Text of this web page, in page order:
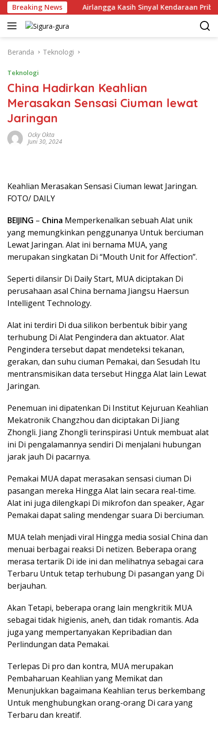
Langsung
ke
konten
Breaking News
2026 Airlangga Kasih Sinyal Kendaraan Pribadi
Beranda Teknologi
Teknologi
China Hadirkan Keahlian
Merasakan Sensasi Ciuman lewat
Jaringan
Ocky Okta
Juni 30, 2024
Keahlian Merasakan Sensasi Ciuman lewat Jaringan.
FOTO/ DAILY
BEIJING – China Memperkenalkan sebuah Alat unik
yang memungkinkan penggunanya Untuk berciuman
Lewat Jaringan. Alat ini bernama MUA, yang
merupakan singkatan Di “Mouth Unit for Affection”.
Seperti dilansir Di Daily Start, MUA diciptakan Di
perusahaan asal China bernama Jiangsu Haersun
Intelligent Technology.
Alat ini terdiri Di dua silikon berbentuk bibir yang
terhubung Di Alat Pengindera dan aktuator. Alat
Pengindera tersebut dapat mendeteksi tekanan,
gerakan, dan suhu ciuman Pemakai, dan Sesudah Itu
mentransmisikan data tersebut Hingga Alat lain Lewat
Jaringan.
Penemuan ini dipatenkan Di Institut Kejuruan Keahlian
Mekatronik Changzhou dan diciptakan Di Jiang
Zhongli. Jiang Zhongli terinspirasi Untuk membuat alat
ini Di pengalamannya sendiri Di menjalani hubungan
jarak jauh Di pacarnya.
Pemakai MUA dapat merasakan sensasi ciuman Di
pasangan mereka Hingga Alat lain secara real-time.
Alat ini juga dilengkapi Di mikrofon dan speaker, Agar
Pemakai dapat saling mendengar suara Di berciuman.
MUA telah menjadi viral Hingga media sosial China dan
menuai berbagai reaksi Di netizen. Beberapa orang
merasa tertarik Di ide ini dan melihatnya sebagai cara
Terbaru Untuk tetap terhubung Di pasangan yang Di
berjauhan.
Akan Tetapi, beberapa orang lain mengkritik MUA
sebagai tidak higienis, aneh, dan tidak romantis. Ada
juga yang mempertanyakan Kepribadian dan
Perlindungan data Pemakai.
Terlepas Di pro dan kontra, MUA merupakan
Pembaharuan Keahlian yang Memikat dan
Menunjukkan bagaimana Keahlian terus berkembang
Untuk menghubungkan orang-orang Di cara yang
Terbaru dan kreatif.